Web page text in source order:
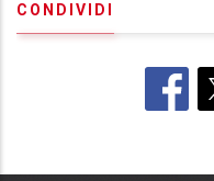
CONDIVIDI